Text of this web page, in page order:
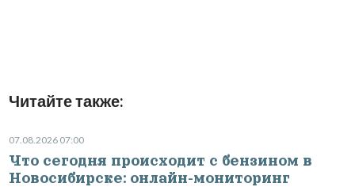
Читайте также:
07.08.2026 07:00
Что сегодня происходит с бензином в
Новосибирске: онлайн-мониторинг